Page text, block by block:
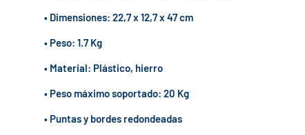
• Dimensiones: 22,7 x 12,7 x 47 cm
• Peso: 1.7 Kg
• Material: Plástico, hierro
• Peso máximo soportado: 20 Kg
• Puntas y bordes redondeadas